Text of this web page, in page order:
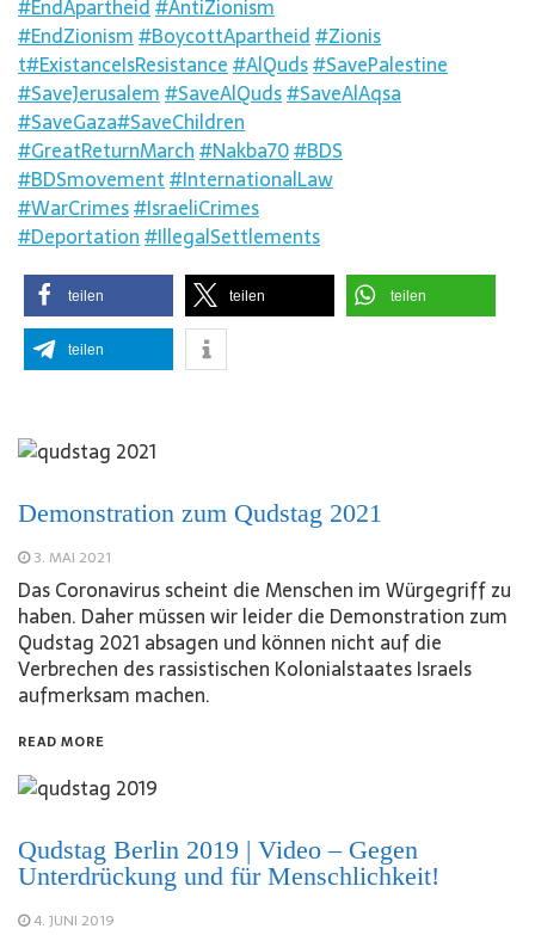
#EndApartheid#AntiZionism
#EndZionism#BoycottApartheid#Zionis
t#ExistanceIsResistance#AlQuds#SavePalestine
#SaveJerusalem#SaveAlQuds#SaveAlAqsa
#SaveGaza#SaveChildren
#GreatReturnMarch#Nakba70#BDS
#BDSmovement#InternationalLaw
#WarCrimes#IsraeliCrimes
#Deportation#IllegalSettlements
teilen teilen teilen
teilen
Demonstration zum Qudstag 2021
3. MAI 2021
Das Coronavirus scheint die Menschen im Würgegriff zu
haben. Daher müssen wir leider die Demonstration zum
Qudstag 2021 absagen und können nicht auf die
Verbrechen des rassistischen Kolonialstaates Israels
aufmerksam machen.
READ MORE
Qudstag Berlin 2019 | Video – Gegen
Unterdrückung und für Menschlichkeit!
4. JUNI 2019